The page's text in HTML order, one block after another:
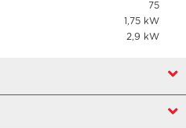
75
1,75 kW
2,9 kW